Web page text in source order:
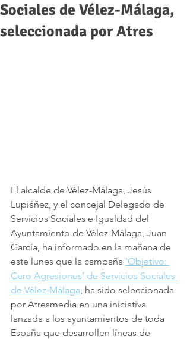
Sociales de Vélez-Málaga,
seleccionada por Atres
El alcalde de Vélez-Málaga, Jesús
Lupiáñez, y el concejal Delegado de
Servicios Sociales e Igualdad del
Ayuntamiento de Vélez-Málaga, Juan
García, ha informado en la mañana de
este lunes que la campaña ‘Objetivo:
Cero Agresiones’ de Servicios Sociales
de Vélez-Málaga, ha sido seleccionada
por Atresmedia en una iniciativa
lanzada a los ayuntamientos de toda
España que desarrollen líneas de